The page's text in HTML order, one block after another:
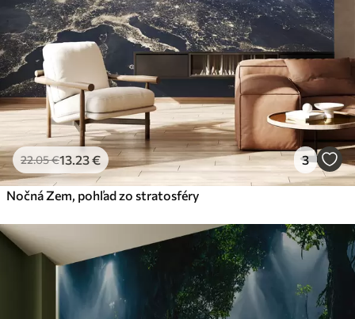
22.05€13.23€ 3
Nočná Zem, pohľad zo stratosféry